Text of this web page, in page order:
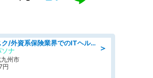
＞
ヘルプデスク/外資系保険業界でのITヘルプデスク業務/駅近/即日勤務可/ヘルプデスク
ナ
州市
円